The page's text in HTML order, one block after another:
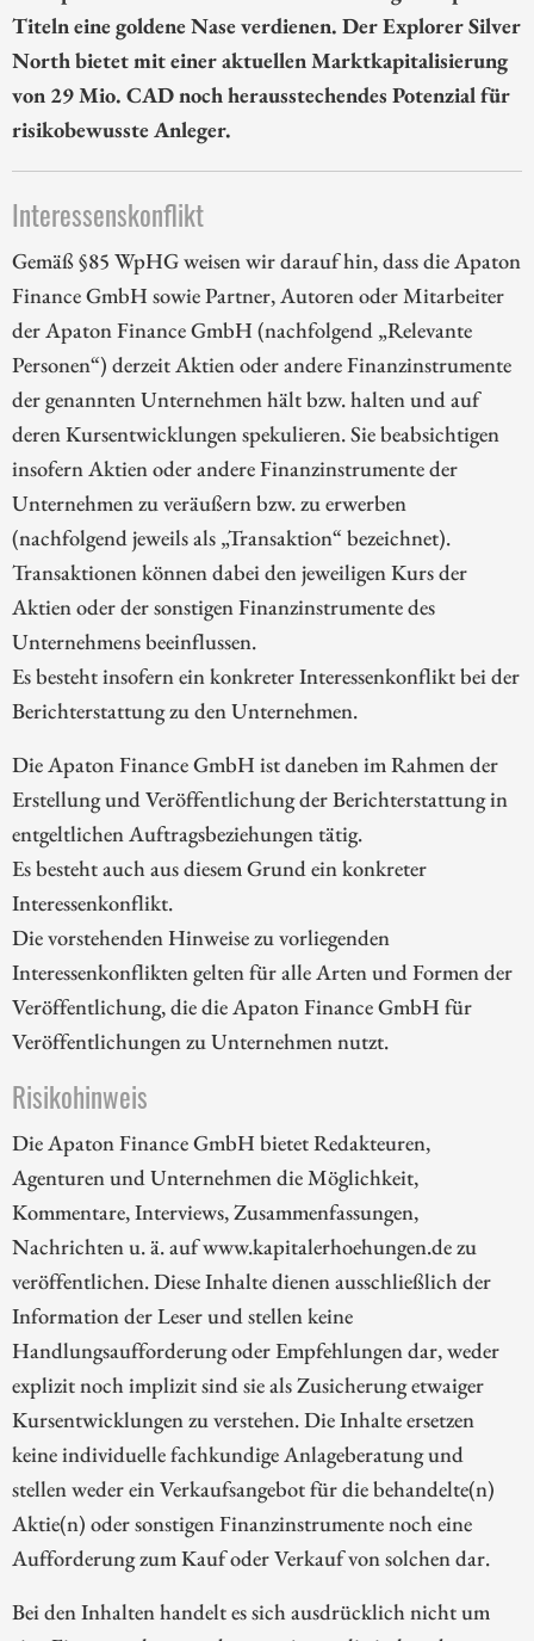
Titeln eine goldene Nase verdienen. Der Explorer Silver
North bietet mit einer aktuellen Marktkapitalisierung
von 29 Mio. CAD noch herausstechendes Potenzial für
risikobewusste Anleger.
Interessenskonflikt
Gemäß §85 WpHG weisen wir darauf hin, dass die Apaton
Finance GmbH sowie Partner, Autoren oder Mitarbeiter
der Apaton Finance GmbH (nachfolgend „Relevante
Personen“) derzeit Aktien oder andere Finanzinstrumente
der genannten Unternehmen hält bzw. halten und auf
deren Kursentwicklungen spekulieren. Sie beabsichtigen
insofern Aktien oder andere Finanzinstrumente der
Unternehmen zu veräußern bzw. zu erwerben
(nachfolgend jeweils als „Transaktion“ bezeichnet).
Transaktionen können dabei den jeweiligen Kurs der
Aktien oder der sonstigen Finanzinstrumente des
Unternehmens beeinflussen.
Es besteht insofern ein konkreter Interessenkonflikt bei der
Berichterstattung zu den Unternehmen.
Die Apaton Finance GmbH ist daneben im Rahmen der
Erstellung und Veröffentlichung der Berichterstattung in
entgeltlichen Auftragsbeziehungen tätig.
Es besteht auch aus diesem Grund ein konkreter
Interessenkonflikt.
Die vorstehenden Hinweise zu vorliegenden
Interessenkonflikten gelten für alle Arten und Formen der
Veröffentlichung, die die Apaton Finance GmbH für
Veröffentlichungen zu Unternehmen nutzt.
Risikohinweis
Die Apaton Finance GmbH bietet Redakteuren,
Agenturen und Unternehmen die Möglichkeit,
Kommentare, Interviews, Zusammenfassungen,
Nachrichten u. ä. auf www.kapitalerhoehungen.de zu
veröffentlichen. Diese Inhalte dienen ausschließlich der
Information der Leser und stellen keine
Handlungsaufforderung oder Empfehlungen dar, weder
explizit noch implizit sind sie als Zusicherung etwaiger
Kursentwicklungen zu verstehen. Die Inhalte ersetzen
keine individuelle fachkundige Anlageberatung und
stellen weder ein Verkaufsangebot für die behandelte(n)
Aktie(n) oder sonstigen Finanzinstrumente noch eine
Aufforderung zum Kauf oder Verkauf von solchen dar.
Bei den Inhalten handelt es sich ausdrücklich nicht um